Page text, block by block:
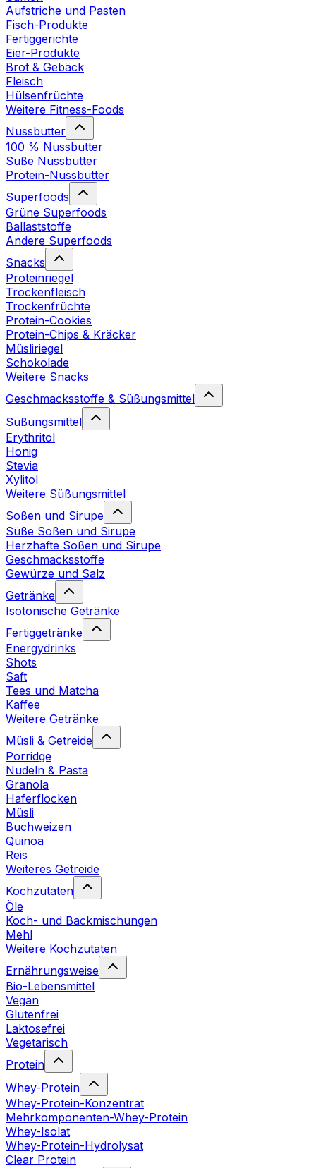
Aufstriche und Pasten
Fisch-Produkte
Fertiggerichte
Eier-Produkte
Brot & Gebäck
Fleisch
Hülsenfrüchte
Weitere Fitness-Foods
Nussbutter
100 % Nussbutter
Süße Nussbutter
Protein-Nussbutter
Superfoods
Grüne Superfoods
Ballaststoffe
Andere Superfoods
Snacks
Proteinriegel
Trockenfleisch
Trockenfrüchte
Protein-Cookies
Protein-Chips & Kräcker
Müsliriegel
Schokolade
Weitere Snacks
Geschmacksstoffe & Süßungsmittel
Süßungsmittel
Erythritol
Honig
Stevia
Xylitol
Weitere Süßungsmittel
Soßen und Sirupe
Süße Soßen und Sirupe
Herzhafte Soßen und Sirupe
Geschmacksstoffe
Gewürze und Salz
Getränke
Isotonische Getränke
Fertiggetränke
Energydrinks
Shots
Saft
Tees und Matcha
Kaffee
Weitere Getränke
Müsli & Getreide
Porridge
Nudeln & Pasta
Granola
Haferflocken
Müsli
Buchweizen
Quinoa
Reis
Weiteres Getreide
Kochzutaten
Öle
Koch- und Backmischungen
Mehl
Weitere Kochzutaten
Ernährungsweise
Bio-Lebensmittel
Vegan
Glutenfrei
Laktosefrei
Vegetarisch
Protein
Whey-Protein
Whey-Protein-Konzentrat
Mehrkomponenten-Whey-Protein
Whey-Isolat
Whey-Protein-Hydrolysat
Clear Protein